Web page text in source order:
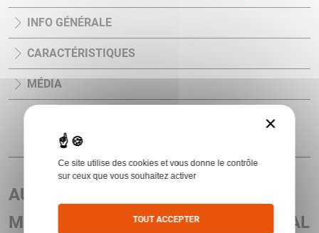
INFO GÉNÉRALE
CARACTÉRISTIQUES
MÉDIA
AUTRES ARTICLES ASSOCIÉS AU
MODÈLE LUNETTE XTREME TACTICAL
×
Ce site utilise des cookies et vous donne le contrôle
sur ceux que vous souhaitez activer
TOUT ACCEPTER